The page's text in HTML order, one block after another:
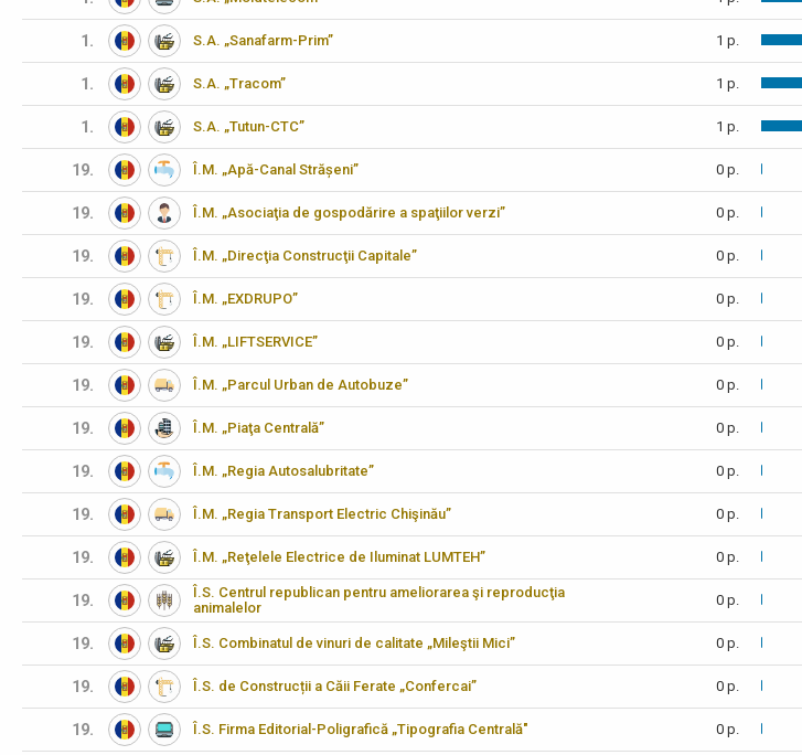
1. S.A. „Sanafarm-Prim” 1 p.
1. S.A. „Tracom” 1 p.
1. S.A. „Tutun-CTC” 1 p.
19. Î.M. „Apă-Canal Strășeni” 0 p.
19. Î.M. „Asociaţia de gospodărire a spaţiilor verzi” 0 p.
19. Î.M. „Direcţia Construcţii Capitale” 0 p.
19. Î.M. „EXDRUPO” 0 p.
19. Î.M. „LIFTSERVICE” 0 p.
19. Î.M. „Parcul Urban de Autobuze” 0 p.
19. Î.M. „Piaţa Centrală” 0 p.
19. Î.M. „Regia Autosalubritate” 0 p.
19. Î.M. „Regia Transport Electric Chişinău” 0 p.
19. Î.M. „Reţelele Electrice de Iluminat LUMTEH” 0 p.
19.
Î.S. Centrul republican pentru ameliorarea şi reproducţia
animalelor
0 p.
19. Î.S. Combinatul de vinuri de calitate „Mileştii Mici” 0 p.
19. Î.S. de Construcții a Căii Ferate „Confercai” 0 p.
19. Î.S. Firma Editorial-Poligrafică „Tipografia Centrală" 0 p.